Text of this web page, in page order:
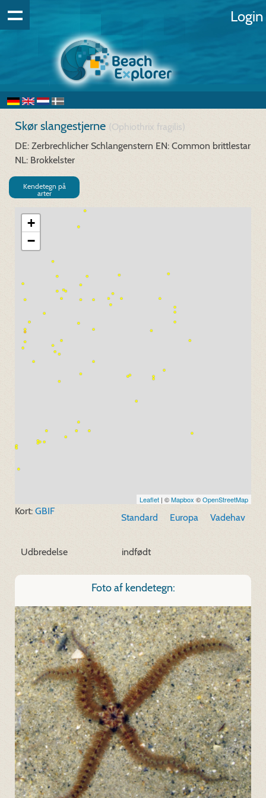
Login
Skør slangestjerne (Ophiothrix fragilis)
DE: Zerbrechlicher Schlangenstern EN: Common brittlestar
NL: Brokkelster
Kendetegn på
arter
+
−
Leaflet | ©Mapbox ©OpenStreetMap
Standard Europa Vadehav
Kort: GBIF
Udbredelse indfødt
Foto af kendetegn: